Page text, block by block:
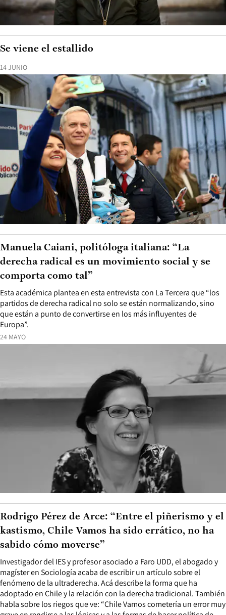
14 JUNIO
Se viene el estallido
24 MAYO
Esta académica plantea en esta entrevista con La Tercera que “los
partidos de derecha radical no solo se están normalizando, sino
que están a punto de convertirse en los más influyentes de
Europa”.
Manuela Caiani, politóloga italiana: “La
derecha radical es un movimiento social y se
comporta como tal”
Investigador del IES y profesor asociado a Faro UDD, el abogado y
magíster en Sociología acaba de escribir un artículo sobre el
fenómeno de la ultraderecha. Acá describe la forma que ha
adoptado en Chile y la relación con la derecha tradicional. También
habla sobre los riegos que ve: “Chile Vamos cometería un error muy
Rodrigo Pérez de Arce: “Entre el piñerismo y el
kastismo, Chile Vamos ha sido errático, no ha
sabido cómo moverse”